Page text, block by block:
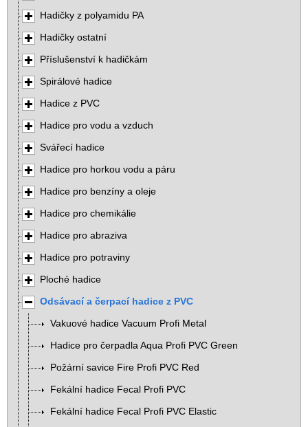
Hadičky z polyamidu PA
Hadičky ostatní
Příslušenství k hadičkám
Spirálové hadice
Hadice z PVC
Hadice pro vodu a vzduch
Svářecí hadice
Hadice pro horkou vodu a páru
Hadice pro benzíny a oleje
Hadice pro chemikálie
Hadice pro abraziva
Hadice pro potraviny
Ploché hadice
Odsávací a čerpací hadice z PVC
Vakuové hadice Vacuum Profi Metal
Hadice pro čerpadla Aqua Profi PVC Green
Požární savice Fire Profi PVC Red
Fekální hadice Fecal Profi PVC
Fekální hadice Fecal Profi PVC Elastic